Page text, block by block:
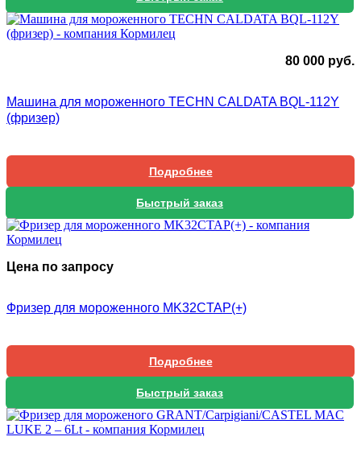
80 000 руб.
Машина для мороженного TECHN CALDATA BQL-112Y
(фризер)
Подробнее
Быстрый заказ
Цена по запросу
Фризер для мороженного MK32CTAP(+)
Подробнее
Быстрый заказ